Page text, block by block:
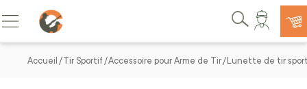
Allez au contenu
Basculer la navigation
Rechercher
Accueil Tir Sportif Accessoire pour Arme de Tir Lunette de tir